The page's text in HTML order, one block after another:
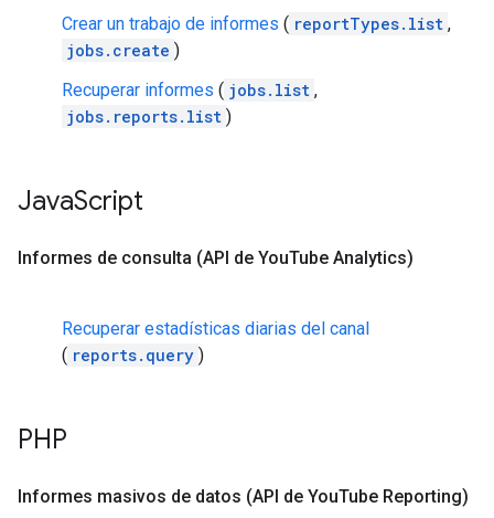
Crear un trabajo de informes ( reportTypes.list ,
jobs.create )
Recuperar informes ( jobs.list ,
jobs.reports.list )
JavaScript
Informes de consulta (API de YouTube Analytics)
Recuperar estadísticas diarias del canal
( reports.query )
PHP
Informes masivos de datos (API de YouTube Reporting)